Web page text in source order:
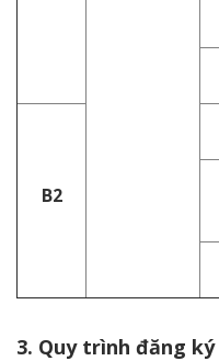
B2
3. Quy trình đăng ký